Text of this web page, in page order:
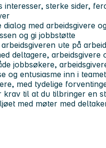
interesser, sterke sider,
med arbeidsgivere
og gi jobbstøtte
ute på
deltagere, arbeidsgivere
jobbsøkere,
og entusiasme inn i teamet
med tydelige
krav til at du tilbringer en
med møter med